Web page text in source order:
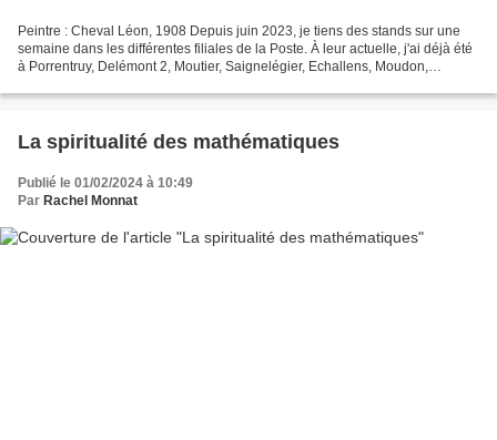
Peintre : Cheval Léon, 1908 Depuis juin 2023, je tiens des stands sur une
semaine dans les différentes filiales de la Poste. À leur actuelle, j'ai déjà été
à Porrentruy, Delémont 2, Moutier, Saignelégier, Echallens, Moudon,
La spiritualité des mathématiques
Publié le 01/02/2024 à 10:49
Par Rachel Monnat